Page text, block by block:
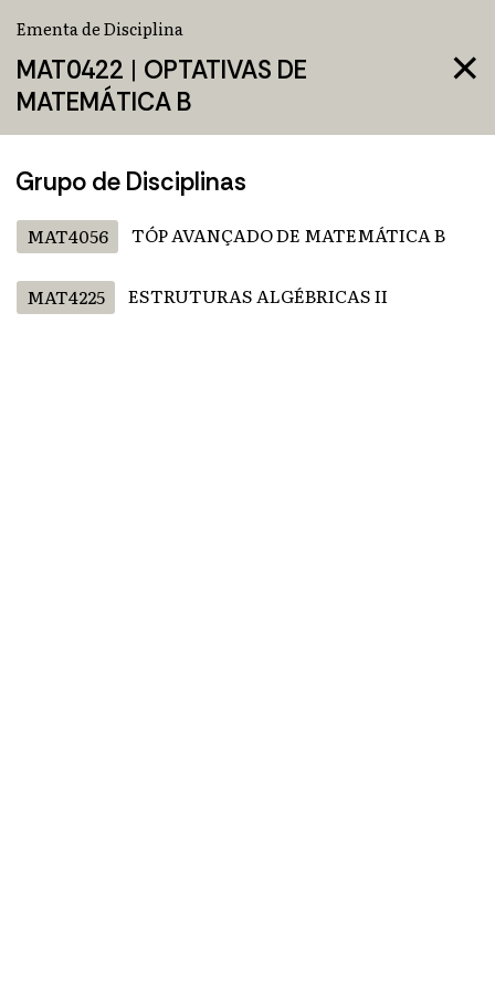
close
Ementa de Disciplina
MAT0422 | OPTATIVAS DE
MATEMÁTICA B
Grupo de Disciplinas
MAT4056 TÓP AVANÇADO DE MATEMÁTICA B
MAT4225 ESTRUTURAS ALGÉBRICAS II